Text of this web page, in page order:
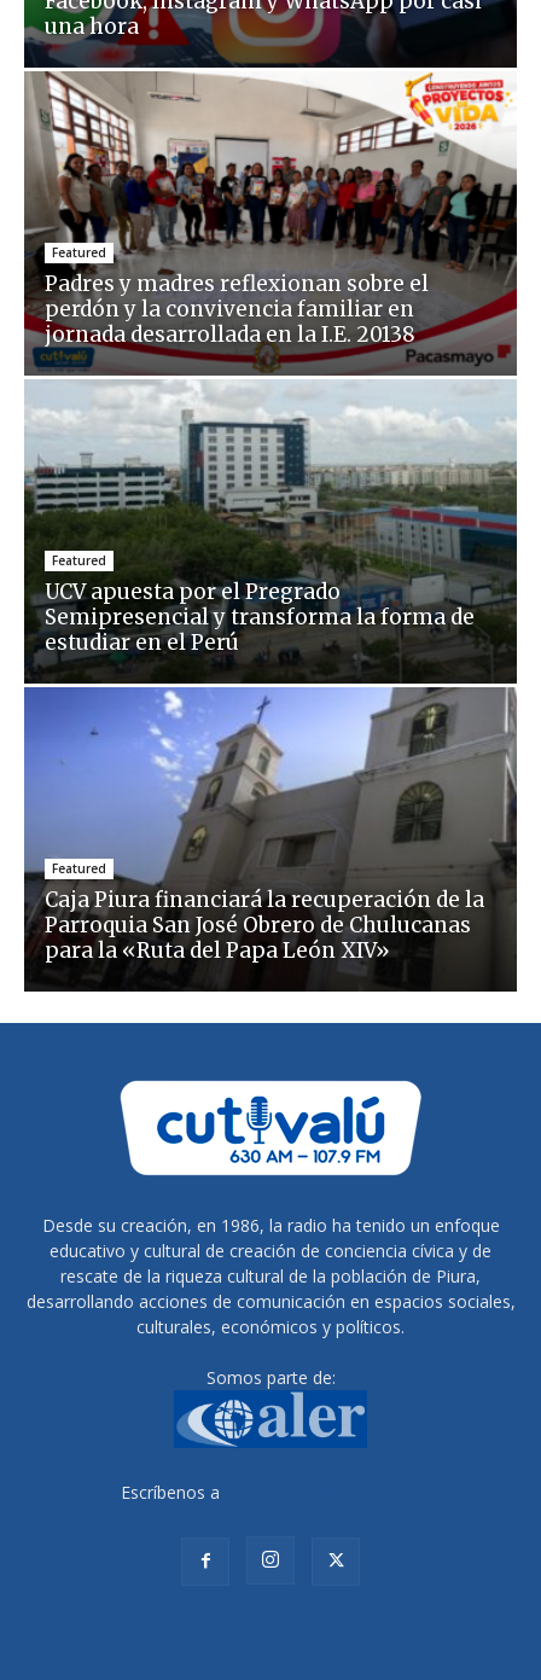
una hora
Featured
Padres y madres reflexionan sobre el
perdón y la convivencia familiar en
jornada desarrollada en la I.E. 20138
Featured
UCV apuesta por el Pregrado
Semipresencial y transforma la forma de
estudiar en el Perú
Featured
Caja Piura financiará la recuperación de la
Parroquia San José Obrero de Chulucanas
para la «Ruta del Papa León XIV»
Desde su creación, en 1986, la radio ha tenido un enfoque
educativo y cultural de creación de conciencia cívica y de
rescate de la riqueza cultural de la población de Piura,
desarrollando acciones de comunicación en espacios sociales,
culturales, económicos y políticos.
Somos parte de:
Escríbenos a